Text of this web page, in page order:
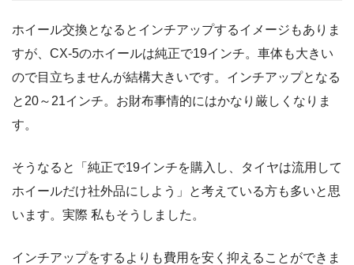
ホイール交換となるとインチアップするイメージもありま
すが、CX-5のホイールは純正で19インチ。車体も大きい
ので目立ちませんが結構大きいです。インチアップとなる
と20～21インチ。お財布事情的にはかなり厳しくなりま
す。
そうなると「純正で19インチを購入し、タイヤは流用して
ホイールだけ社外品にしよう」と考えている方も多いと思
います。実際 私もそうしました。
インチアップをするよりも費用を安く抑えることができま